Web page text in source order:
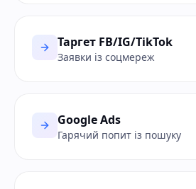
Таргет FB/IG/TikTok
Заявки із соцмереж
Google Ads
Гарячий попит із пошуку